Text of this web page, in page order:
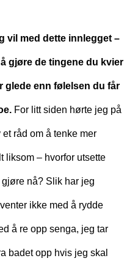
vil med dette innlegget –
gjøre de tingene du kvier
glede enn følelsen du får
For litt siden hørte jeg på
råd om å tenke mer
liksom – hvorfor utsette
nå? Slik har jeg
ikke med å rydde
å re opp senga, jeg tar
badet opp hvis jeg skal